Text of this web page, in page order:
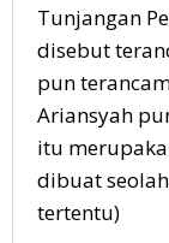
Tunjangan
disebut
pun
Ariansyah
itu
dibuat
tertentu)